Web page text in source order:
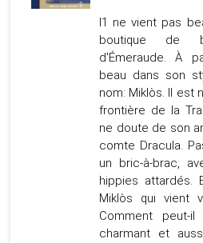
I1 ne vient pas
boutique de
d'Émeraude. À
beau dans son
nom: Miklòs. Il est
frontière de la
ne doute de son
comte Dracula.
un bric-à-brac,
hippies attardés.
Miklòs qui vient
Comment
charmant et